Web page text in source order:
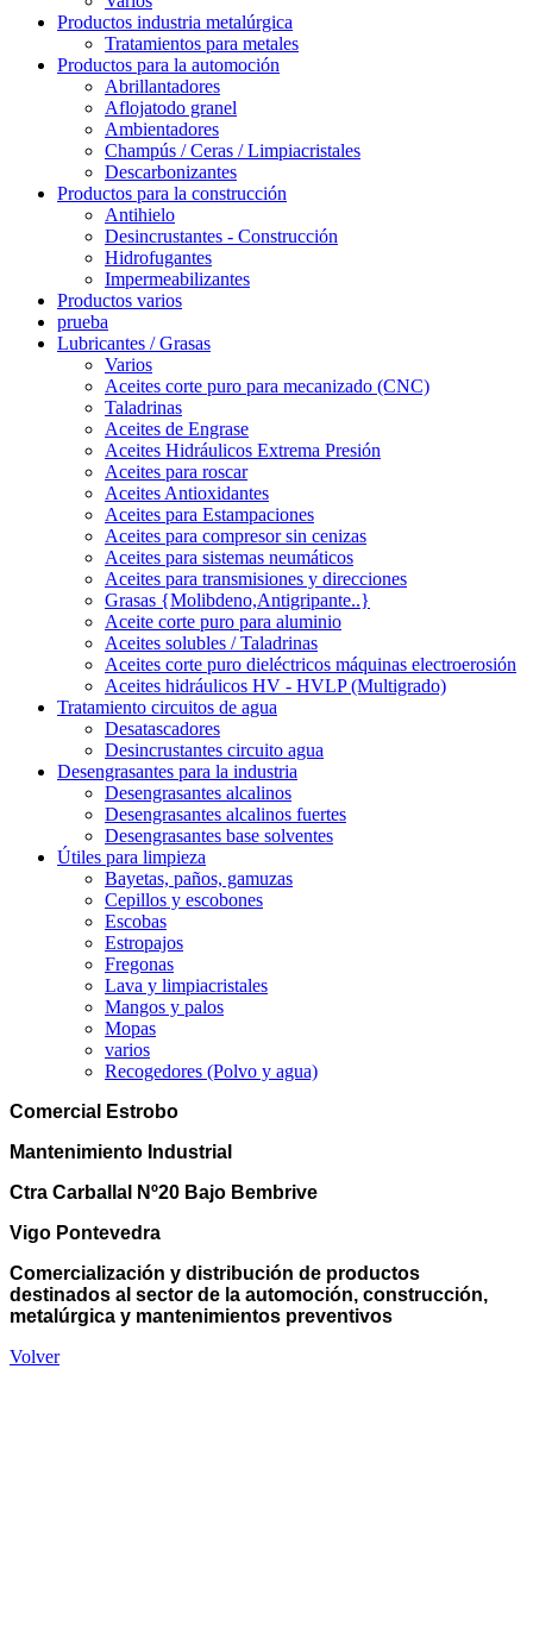
Productos industria metalúrgica
Tratamientos para metales
Productos para la automoción
Abrillantadores
Aflojatodo granel
Ambientadores
Champús / Ceras / Limpiacristales
Descarbonizantes
Productos para la construcción
Antihielo
Desincrustantes - Construcción
Hidrofugantes
Impermeabilizantes
Productos varios
prueba
Lubricantes / Grasas
Varios
Aceites corte puro para mecanizado (CNC)
Taladrinas
Aceites de Engrase
Aceites Hidráulicos Extrema Presión
Aceites para roscar
Aceites Antioxidantes
Aceites para Estampaciones
Aceites para compresor sin cenizas
Aceites para sistemas neumáticos
Aceites para transmisiones y direcciones
Grasas {Molibdeno,Antigripante..}
Aceite corte puro para aluminio
Aceites solubles / Taladrinas
Aceites corte puro dieléctricos máquinas electroerosión
Aceites hidráulicos HV - HVLP (Multigrado)
Tratamiento circuitos de agua
Desatascadores
Desincrustantes circuito agua
Desengrasantes para la industria
Desengrasantes alcalinos
Desengrasantes alcalinos fuertes
Desengrasantes base solventes
Útiles para limpieza
Bayetas, paños, gamuzas
Cepillos y escobones
Escobas
Estropajos
Fregonas
Lava y limpiacristales
Mangos y palos
Mopas
varios
Recogedores (Polvo y agua)
Comercial Estrobo
Mantenimiento Industrial
Ctra Carballal Nº20 Bajo Bembrive
Vigo Pontevedra
Comercialización y distribución de productos
destinados al sector de la automoción, construcción,
metalúrgica y mantenimientos preventivos
Volver